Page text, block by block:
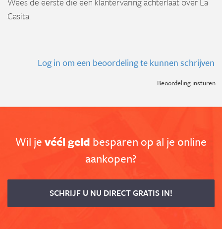
Casita.
Log in om een beoordeling te kunnen schrijven
Beoordeling insturen
Wil jevéél geld besparen op al je online
aankopen?
SCHRIJF U NU DIRECT GRATIS IN!